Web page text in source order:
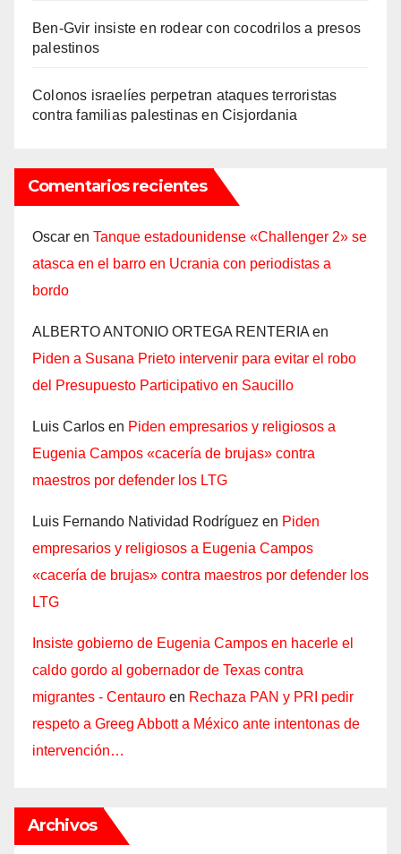
Ben-Gvir insiste en rodear con cocodrilos a presos
palestinos
Colonos israelíes perpetran ataques terroristas
contra familias palestinas en Cisjordania
Comentarios recientes
Oscar en Tanque estadounidense «Challenger 2» se
atasca en el barro en Ucrania con periodistas a
bordo
ALBERTO ANTONIO ORTEGA RENTERIA en
Piden a Susana Prieto intervenir para evitar el robo
del Presupuesto Participativo en Saucillo
Luis Carlos en Piden empresarios y religiosos a
Eugenia Campos «cacería de brujas» contra
maestros por defender los LTG
Luis Fernando Natividad Rodríguez en Piden
empresarios y religiosos a Eugenia Campos
«cacería de brujas» contra maestros por defender los
LTG
Insiste gobierno de Eugenia Campos en hacerle el
caldo gordo al gobernador de Texas contra
migrantes - Centauro en Rechaza PAN y PRI pedir
respeto a Greeg Abbott a México ante intentonas de
intervención…
Archivos